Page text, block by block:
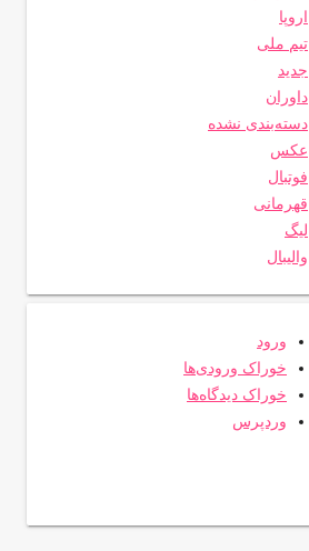
اروپا
تیم ملی
جدید
داوران
دسته‌بندی نشده
عکس
فوتبال
قهرمانی
لیگ
والیبال
ورود
خوراک ورودی‌ها
خوراک دیدگاه‌ها
وردپرس